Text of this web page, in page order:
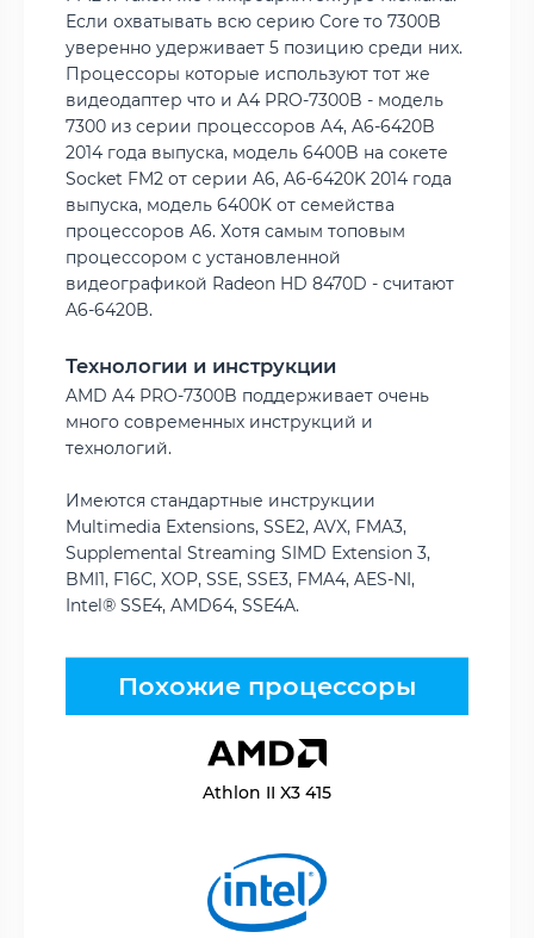
Если охватывать всю серию Core то 7300B
уверенно удерживает 5 позицию среди них.
Процессоры которые используют тот же
видеодаптер что и A4 PRO-7300B - модель
7300 из серии процессоров A4, A6-6420B
2014 года выпуска, модель 6400B на сокете
Socket FM2 от серии A6, A6-6420K 2014 года
выпуска, модель 6400K от семейства
процессоров A6. Хотя самым топовым
процессором с установленной
видеографикой Radeon HD 8470D - считают
A6-6420B.
Технологии и инструкции
AMD A4 PRO-7300B поддерживает очень
много современных инструкций и
технологий.
Имеются стандартные инструкции
Multimedia Extensions, SSE2, AVX, FMA3,
Supplemental Streaming SIMD Extension 3,
BMI1, F16C, XOP, SSE, SSE3, FMA4, AES-NI,
Intel® SSE4, AMD64, SSE4A.
Похожие процессоры
Athlon II X3 415